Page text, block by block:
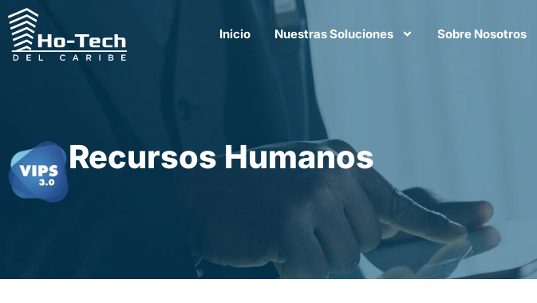
Inicio Nuestras Soluciones Sobre Nosotros
Recursos Humanos